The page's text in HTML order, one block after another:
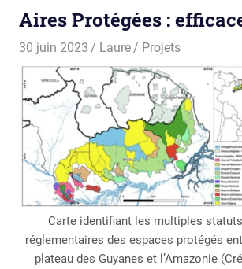
Aires Protégées :
30 juin 2023 Laure Projets
Carte identifiant les multiples statuts
réglementaires des espaces protégés
plateau des Guyanes et l’Amazonie